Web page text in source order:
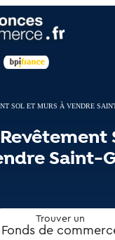
SOL ET MURS À VENDRE
Saint-
Trouver un
Fonds de
des cookies